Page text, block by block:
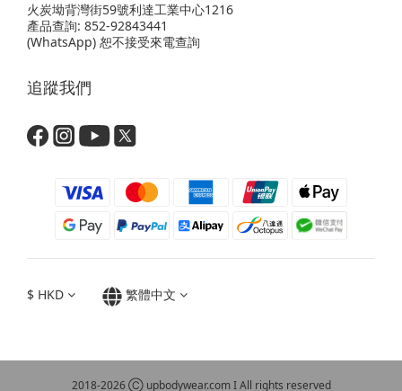
火炭坳背灣街59號利達工業中心1216
產品查詢: 852-92843441
(WhatsApp) 恕不接受來電查詢
追蹤我們
$ HKD 繁體中文
2018-2026 Ⓒ upbodywear.com I All rights reserved